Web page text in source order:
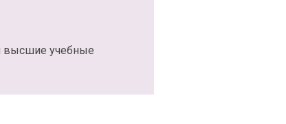
высшие учебные